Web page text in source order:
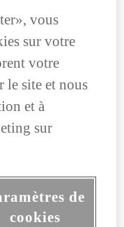
vous
sur votre
votre
le site et nous
et à
sur
de
cookies